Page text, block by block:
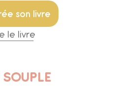
son livre
le livre
SOUPLE